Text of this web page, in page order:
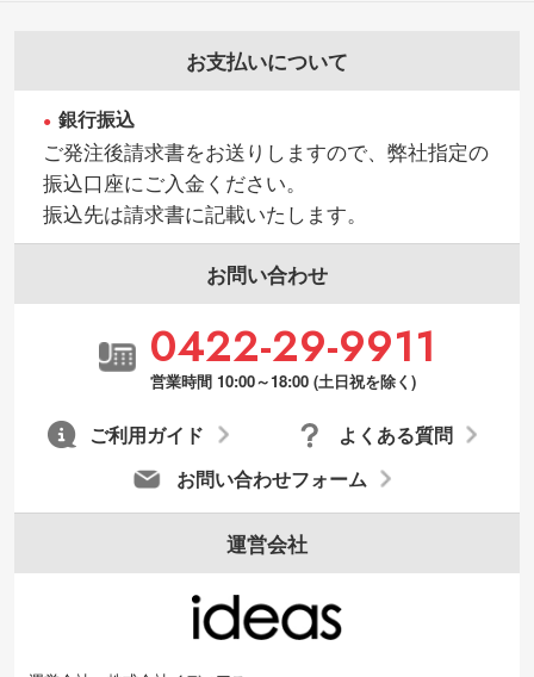
お支払いについて
銀行振込
ご発注後請求書をお送りしますので、弊社指定の
振込口座にご入金ください。
振込先は請求書に記載いたします。
お問い合わせ
0422-29-9911
営業時間 10:00～18:00 (土日祝を除く)
お問い合わせフォーム
よくある質問
ご利用ガイド
運営会社